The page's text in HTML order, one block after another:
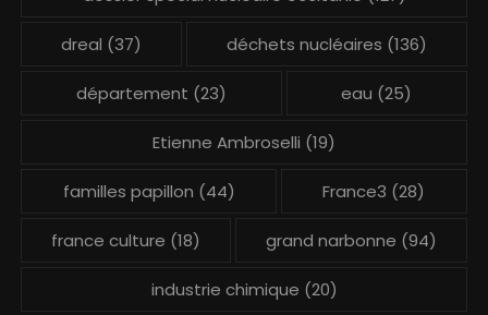
dreal (37) déchets nucléaires (136)
département (23) eau (25)
Etienne Ambroselli (19)
familles papillon (44) France3 (28)
france culture (18) grand narbonne (94)
industrie chimique (20)